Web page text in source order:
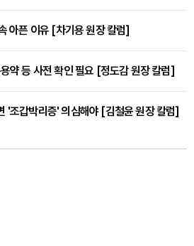
아픈 이유 [차기용 원장 칼럼]
약 등 사전 확인 필요 [정도감 원장 칼럼]
'조갑박리증' 의심해야 [김철윤 원장 칼럼]